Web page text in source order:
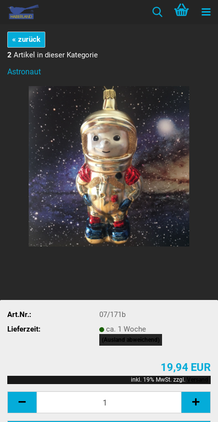
« zurück
2 Artikel in dieser Kategorie
Astronaut
Art.Nr.:
07/171b
Lieferzeit:
ca. 1 Woche
(Ausland abweichend)
19,94 EUR
inkl. 19% MwSt. zzgl. Versand